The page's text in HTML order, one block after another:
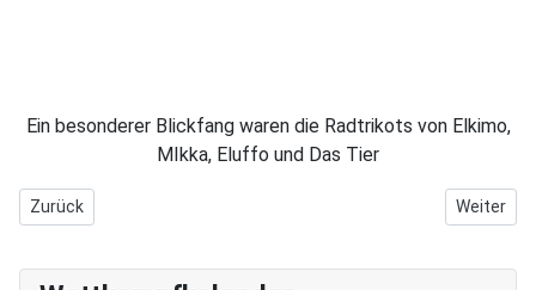
Ein besonderer Blickfang waren die Radtrikots von Elkimo,
MIkka, Eluffo und Das Tier
Vorheriger Beitrag: E11/S09: Rocket verwandelt das Kanu (fast)
Zurück Nächster
Weiter